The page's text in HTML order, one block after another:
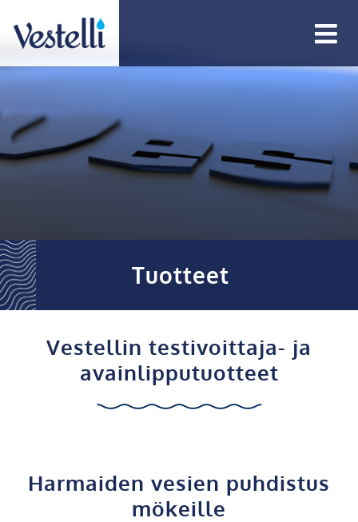
Tuotteet
Vestellin testivoittaja- ja
avainlipputuotteet
Harmaiden vesien puhdistus
mökeille